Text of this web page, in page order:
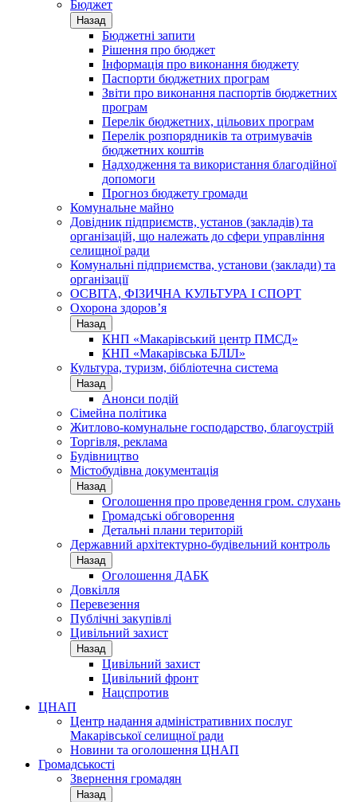
Бюджет
Назад
Бюджетні запити
Рішення про бюджет
Інформація про виконання бюджету
Паспорти бюджетних програм
Звіти про виконання паспортів бюджетних
програм
Перелік бюджетних, цільових програм
Перелік розпорядників та отримувачів
бюджетних коштів
Надходження та використання благодійної
допомоги
Прогноз бюджету громади
Комунальне майно
Довідник підприємств, установ (закладів) та
організацій, що належать до сфери управління
селищної ради
Комунальні підприємства, установи (заклади) та
організації
ОСВІТА, ФІЗИЧНА КУЛЬТУРА І СПОРТ
Охорона здоров’я
Назад
КНП «Макарівський центр ПМСД»
КНП «Макарівська БЛІЛ»
Культура, туризм, бібліотечна система
Назад
Анонси подій
Сімейна політика
Житлово-комунальне господарство, благоустрій
Торгівля, реклама
Будівництво
Містобудівна документація
Назад
Оголошення про проведення гром. слухань
Громадські обговорення
Детальні плани територій
Державний архітектурно-будівельний контроль
Назад
Оголошення ДАБК
Довкілля
Перевезення
Публічні закупівлі
Цивільний захист
Назад
Цивільний захист
Цивільний фронт
Нацспротив
ЦНАП
Центр надання адміністративних послуг
Макарівської селищної ради
Новини та оголошення ЦНАП
Громадськості
Звернення громадян
Назад